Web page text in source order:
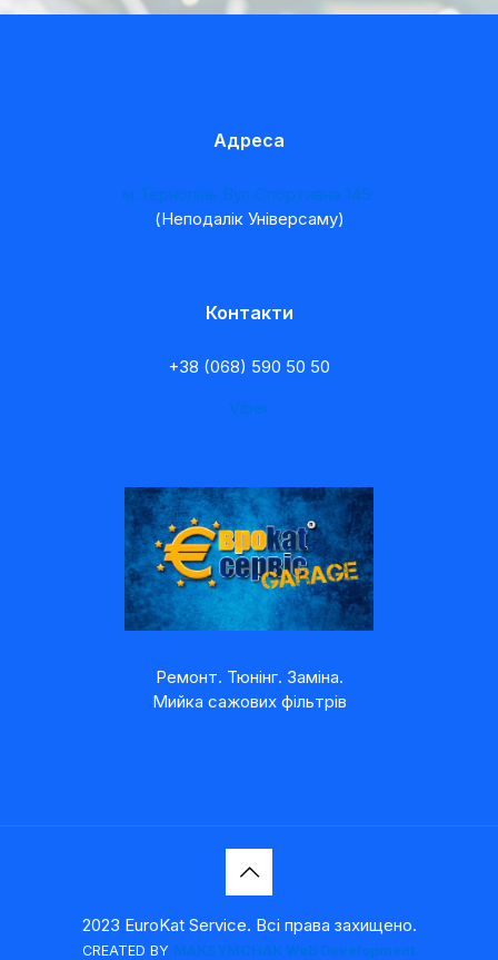
Адреса
м.Тернопіль Вул.Спортивна 145.
(Неподалік Універсаму)
Контакти
+38 (068) 590 50 50
Viber
Ремонт. Тюнінг. Заміна.
Мийка сажових фільтрів
2023 EuroKat Service. Всі права захищено.
CREATED BY MAKSYMCHAK Web Development